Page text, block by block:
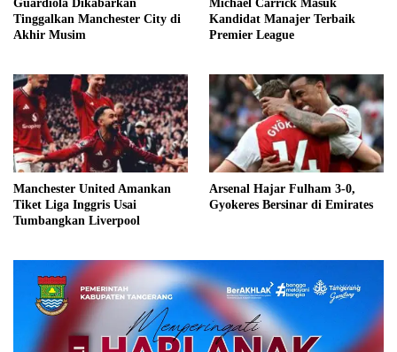
Guardiola Dikabarkan
Tinggalkan Manchester City di
Akhir Musim
Michael Carrick Masuk
Kandidat Manajer Terbaik
Premier League
Manchester United Amankan
Tiket Liga Inggris Usai
Tumbangkan Liverpool
Arsenal Hajar Fulham 3-0,
Gyokeres Bersinar di Emirates